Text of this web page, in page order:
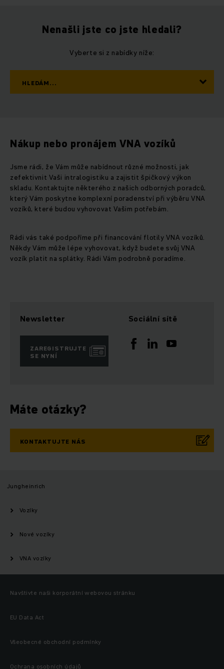
Nenašli jste co jste hledali?
Vyberte si z nabídky níže:
HLEDÁM...
Nákup nebo pronájem VNA vozíků
Jsme rádi, že Vám může nabídnout různé možnosti, jak
zefektivnit Vaši intralogistiku a zajistit špičkový výkon
skladu. Kontaktujte některého z našich odborných poradců,
který Vám poskytne komplexní poradenství při výběru VNA
vozíků, které budou vyhovovat Vašim potřebám.
Rádi vás také podpoříme při financování flotily VNA vozíků.
Někdy Vám může lépe vyhovovat, když budete svůj VNA
vozík platit na splátky. Rádi Vám podrobně poradíme.
Newsletter
ZAREGISTRUJTE
SE NYNÍ
Sociální sítě
Máte otázky?
KONTAKTUJTE NÁS
Jungheinrich
Vozíky
Nové vozíky
VNA vozíky
Navštivte naši korporátní webovou stránku
EU Data Act
Všeobecné obchodní podmínky
Ochrana osobních údajů